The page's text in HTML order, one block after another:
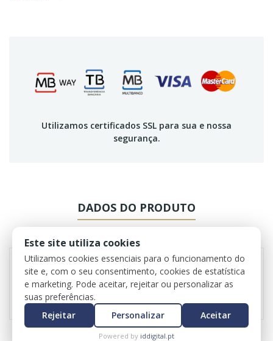
Utilizamos certificados SSL para sua e nossa
segurança.
DADOS DO PRODUTO
REVIEWS
Referência 0377
Este site utiliza cookies
Utilizamos cookies essenciais para o funcionamento do
site e, com o seu consentimento, cookies de estatística
e marketing. Pode aceitar, rejeitar ou personalizar as
suas preferências.
Rejeitar
Personalizar Aceitar
Powered by iddigital.pt